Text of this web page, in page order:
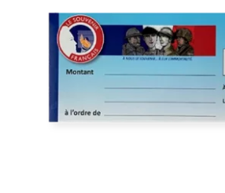
Carnet de cheque